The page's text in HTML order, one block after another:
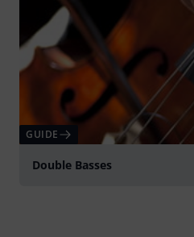
GUIDE
Double Basses